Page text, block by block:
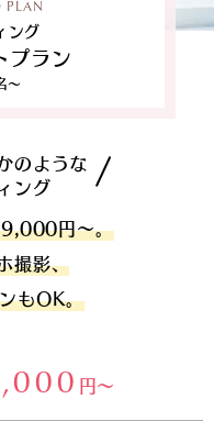
PLAN
ング
プラン
～
のような
ング
円〜。
撮影、
もOK。
円～